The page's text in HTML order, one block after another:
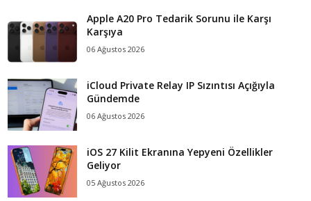
Apple A20 Pro Tedarik Sorunu ile Karşı
Karşıya
06 Ağustos 2026
iCloud Private Relay IP Sızıntısı Açığıyla
Gündemde
06 Ağustos 2026
iOS 27 Kilit Ekranına Yepyeni Özellikler
Geliyor
05 Ağustos 2026